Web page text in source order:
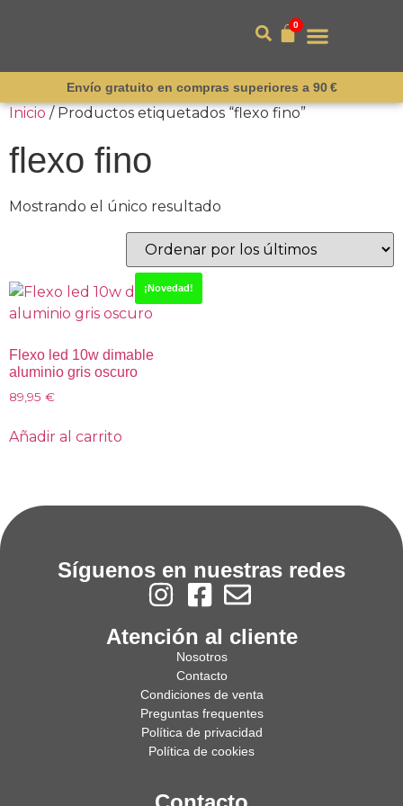
0
Envío gratuito en compras superiores a 90 €
Inicio/ Productos etiquetados “flexo fino”
flexo fino
Mostrando el único resultado
¡Novedad!
Flexo led 10w dimable
aluminio gris oscuro
89,95 €
Añadir al carrito
Síguenos en nuestras redes
Atención al cliente
Nosotros
Contacto
Condiciones de venta
Preguntas frequentes
Política de privacidad
Política de cookies